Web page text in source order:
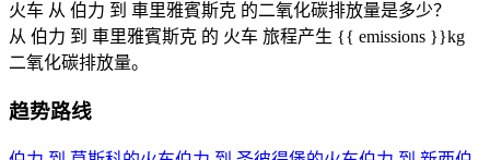
火车 从 伯力 到 車里雅賓斯克 的二氧化碳排放量是多少？
从 伯力 到 車里雅賓斯克 的 火车 旅程产生 {{ emissions }}kg
二氧化碳排放量。
趋势路线